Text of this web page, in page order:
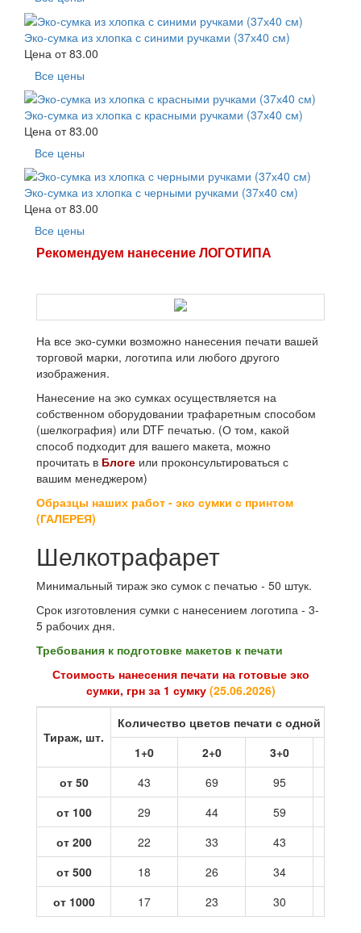
Эко-сумка из хлопка с синими ручками (37х40 см)
Цена от83.00
Все цены
Эко-сумка из хлопка с красными ручками (37х40 см)
Цена от83.00
Все цены
Эко-сумка из хлопка с черными ручками (37х40 см)
Цена от83.00
Все цены
Рекомендуем нанесение ЛОГОТИПА
На все эко-сумки возможно нанесения печати вашей
торговой марки, логотипа или любого другого
изображения.
Нанесение на эко сумках осуществляется на
собственном оборудовании трафаретным способом
(шелкография) или DTF печатью. (О том, какой
способ подходит для вашего макета, можно
прочитать в Блоге или проконсультироваться с
вашим менеджером)
Образцы наших работ - эко сумки с принтом
(ГАЛЕРЕЯ)
Шелкотрафарет
Минимальный тираж эко сумок с печатью - 50 штук.
Срок изготовления сумки с нанесением логотипа - 3-
5 рабочих дня.
Требования к подготовке макетов к печати
Стоимость нанесения печати на готовые эко
сумки, грн за 1 сумку (25.06.2026)
Тираж, шт.
Количество цветов печати с одной
1+0
2+0 3+0
от 50
43 69 95
от 100
29 44 59
от 200
22 33 43
от 500
18 26 34
от 1000
17 23 30